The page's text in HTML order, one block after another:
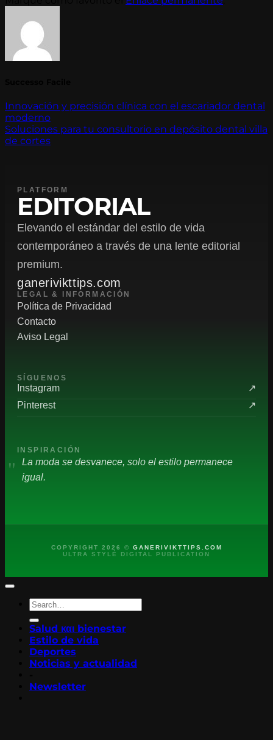
Innovación y precisión clínica con el escariador dental
moderno
Soluciones para tu consultorio en depósito dental villa
de cortes
PLATFORM
EDITORIAL
Elevando el estándar del estilo de vida
contemporáneo a través de una lente editorial
premium.
ganerivikttips.com
LEGAL & INFORMACIÓN
Política de Privacidad
Contacto
Aviso Legal
SÍGUENOS
Instagram
↗
Pinterest
↗
INSPIRACIÓN
"
La moda se desvanece, solo el estilo permanece
igual.
COPYRIGHT 2026 © GANERIVIKTTIPS.COM
ULTRA STYLÉ DIGITAL PUBLICATION
Salud και bienestar
Estilo de vida
Deportes
Noticias y actualidad
Newsletter